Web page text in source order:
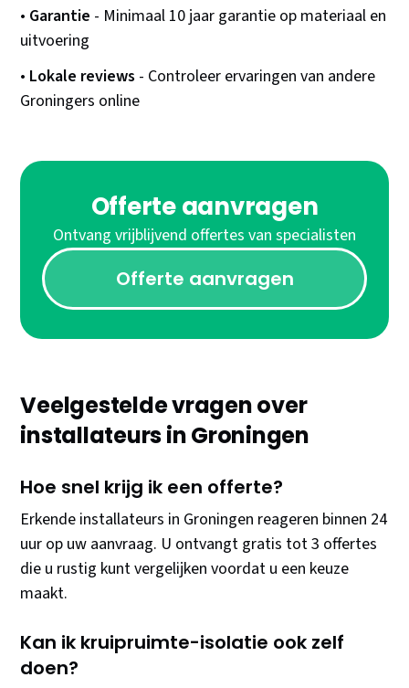
• Garantie - Minimaal 10 jaar garantie op materiaal en
uitvoering
• Lokale reviews - Controleer ervaringen van andere
Groningers online
Offerte aanvragen
Ontvang vrijblijvend offertes van specialisten
Offerte aanvragen
Veelgestelde vragen over
installateurs in Groningen
Hoe snel krijg ik een offerte?
Erkende installateurs in Groningen reageren binnen 24
uur op uw aanvraag. U ontvangt gratis tot 3 offertes
die u rustig kunt vergelijken voordat u een keuze
maakt.
Kan ik kruipruimte-isolatie ook zelf
doen?